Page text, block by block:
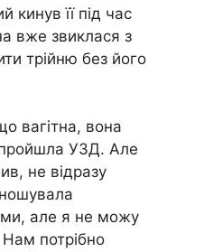
кинув її під час
вже звиклася з
трійню без його
вагітна, вона
пройшла УЗД. Але
не відразу
але я не можу
потрібно